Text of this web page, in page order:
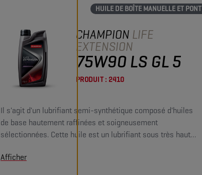
HUILE DE BOÎTE MANUELLE ET PONT
CHAMPION LIFE
EXTENSION
75W90 LS GL 5
PRODUIT : 2410
Il s'agit d'un lubrifiant semi-synthétique composé d'huiles
de base hautement raffinées et soigneusement
sélectionnées. Cette huile est un lubrifiant sous très haute
(« limited-slip ») ou équipés d'un dispositif de verrouillage.
Afficher